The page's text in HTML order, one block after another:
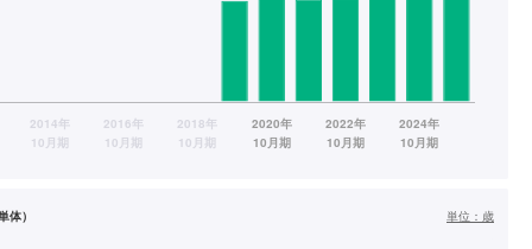
体） 単位： 歳